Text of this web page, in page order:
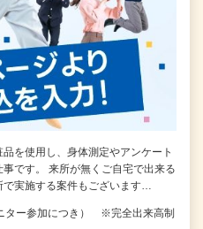
を使用し、身体測定やアンケート
です。 来所が無くご自宅で出来る
で実施する案件もございます…
ター参加につき） ※完全出来高制